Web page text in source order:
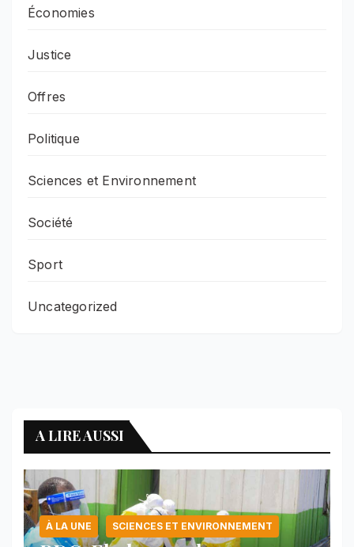
Économies
Justice
Offres
Politique
Sciences et Environnement
Société
Sport
Uncategorized
A LIRE AUSSI
À LA UNE SCIENCES ET ENVIRONNEMENT